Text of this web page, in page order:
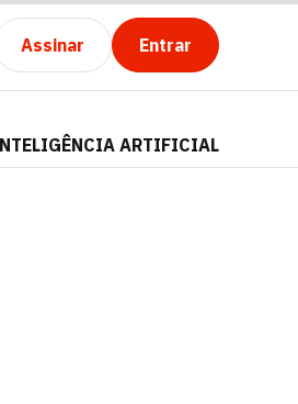
Assinar Entrar
ARTIFICIAL